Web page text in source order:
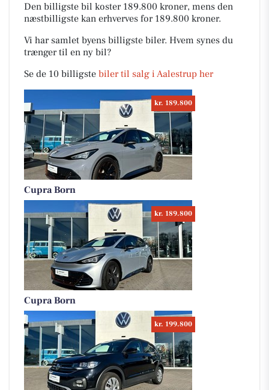
Den billigste bil koster 189.800 kroner, mens den
næstbilligste kan erhverves for 189.800 kroner.
Vi har samlet byens billigste biler. Hvem synes du
trænger til en ny bil?
Se de 10 billigste biler til salg i Aalestrup her
kr. 189.800
Cupra Born
kr. 189.800
Cupra Born
kr. 199.800